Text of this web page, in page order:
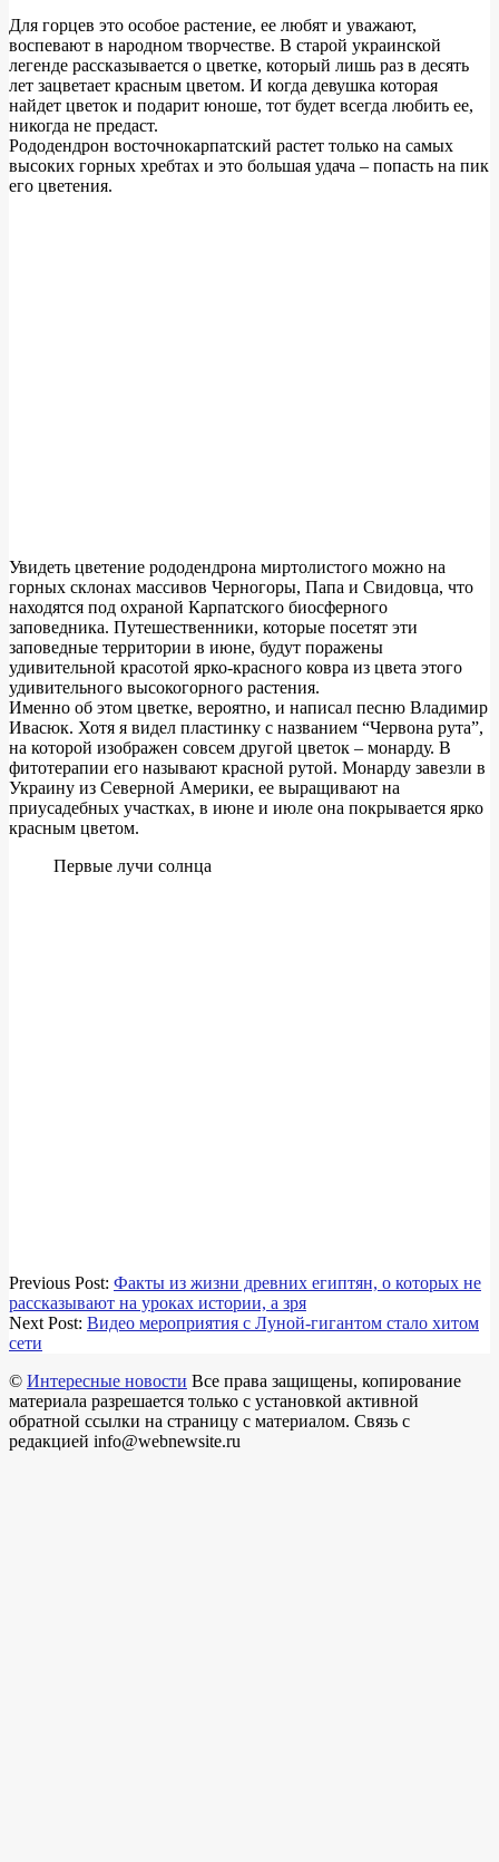
Для горцев это особое растение, ее любят и уважают,
воспевают в народном творчестве. В старой украинской
легенде рассказывается о цветке, который лишь раз в десять
лет зацветает красным цветом. И когда девушка которая
найдет цветок и подарит юноше, тот будет всегда любить ее,
никогда не предаст.
Рододендрон восточнокарпатский растет только на самых
высоких горных хребтах и это большая удача – попасть на пик
его цветения.
Увидеть цветение рододендрона миртолистого можно на
горных склонах массивов Черногоры, Папа и Свидовца, что
находятся под охраной Карпатского биосферного
заповедника. Путешественники, которые посетят эти
заповедные территории в июне, будут поражены
удивительной красотой ярко-красного ковра из цвета этого
удивительного высокогорного растения.
Именно об этом цветке, вероятно, и написал песню Владимир
Ивасюк. Хотя я видел пластинку с названием “Червона рута”,
на которой изображен совсем другой цветок – монарду. В
фитотерапии его называют красной рутой. Монарду завезли в
Украину из Северной Америки, ее выращивают на
приусадебных участках, в июне и июле она покрывается ярко
красным цветом.
Первые лучи солнца
2018-
06-
18
Previous Post: Факты из жизни древних египтян, о которых не
рассказывают на уроках истории, а зря
Next Post: Видео мероприятия с Луной-гигантом стало хитом
сети
© Интересные новости Все права защищены, копирование
материала разрешается только с установкой активной
обратной ссылки на страницу с материалом. Связь с
редакцией info@webnewsite.ru